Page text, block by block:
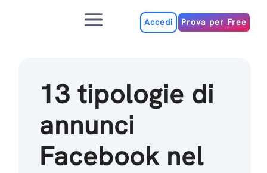
MenuAccedi Prova per Free
13 tipologie di
annunci
Facebook nel